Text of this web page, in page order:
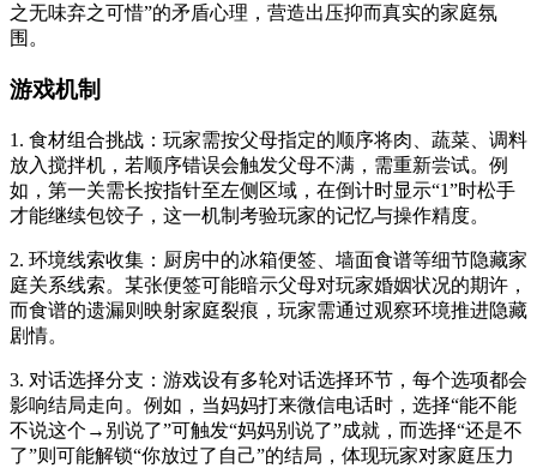
之无味弃之可惜”的矛盾心理，营造出压抑而真实的家庭氛
围。
游戏机制
1. 食材组合挑战：玩家需按父母指定的顺序将肉、蔬菜、调料
放入搅拌机，若顺序错误会触发父母不满，需重新尝试。例
如，第一关需长按指针至左侧区域，在倒计时显示“1”时松手
才能继续包饺子，这一机制考验玩家的记忆与操作精度。
2. 环境线索收集：厨房中的冰箱便签、墙面食谱等细节隐藏家
庭关系线索。某张便签可能暗示父母对玩家婚姻状况的期许，
而食谱的遗漏则映射家庭裂痕，玩家需通过观察环境推进隐藏
剧情。
3. 对话选择分支：游戏设有多轮对话选择环节，每个选项都会
影响结局走向。例如，当妈妈打来微信电话时，选择“能不能
不说这个→别说了”可触发“妈妈别说了”成就，而选择“还是不
了”则可能解锁“你放过了自己”的结局，体现玩家对家庭压力